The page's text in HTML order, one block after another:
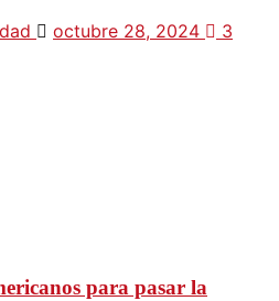
octubre 28, 2024 3
para pasar la